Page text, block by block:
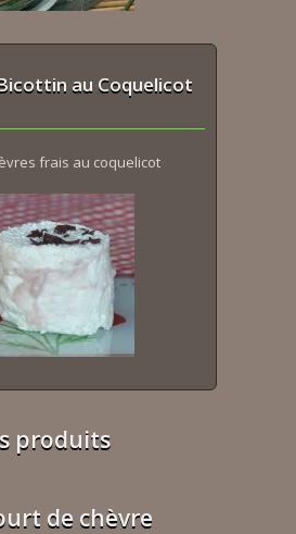
au Coquelicot
frais au coquelicot
produits
de chèvre